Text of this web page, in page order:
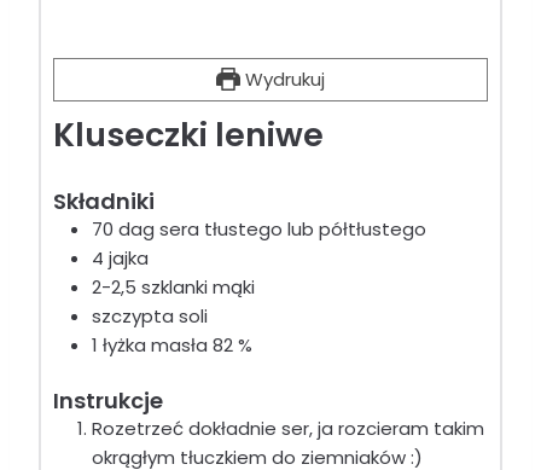
Wydrukuj
Kluseczki leniwe
Składniki
70 dag sera tłustego lub półtłustego
4 jajka
2-2,5 szklanki mąki
szczypta soli
1 łyżka masła 82 %
Instrukcje
Rozetrzeć dokładnie ser, ja rozcieram takim
okrągłym tłuczkiem do ziemniaków :)